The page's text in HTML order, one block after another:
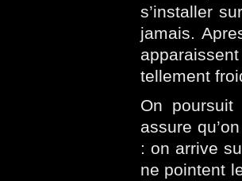
s’installer
jamais.
tellement
On
assure
: on arrive
ne pointent